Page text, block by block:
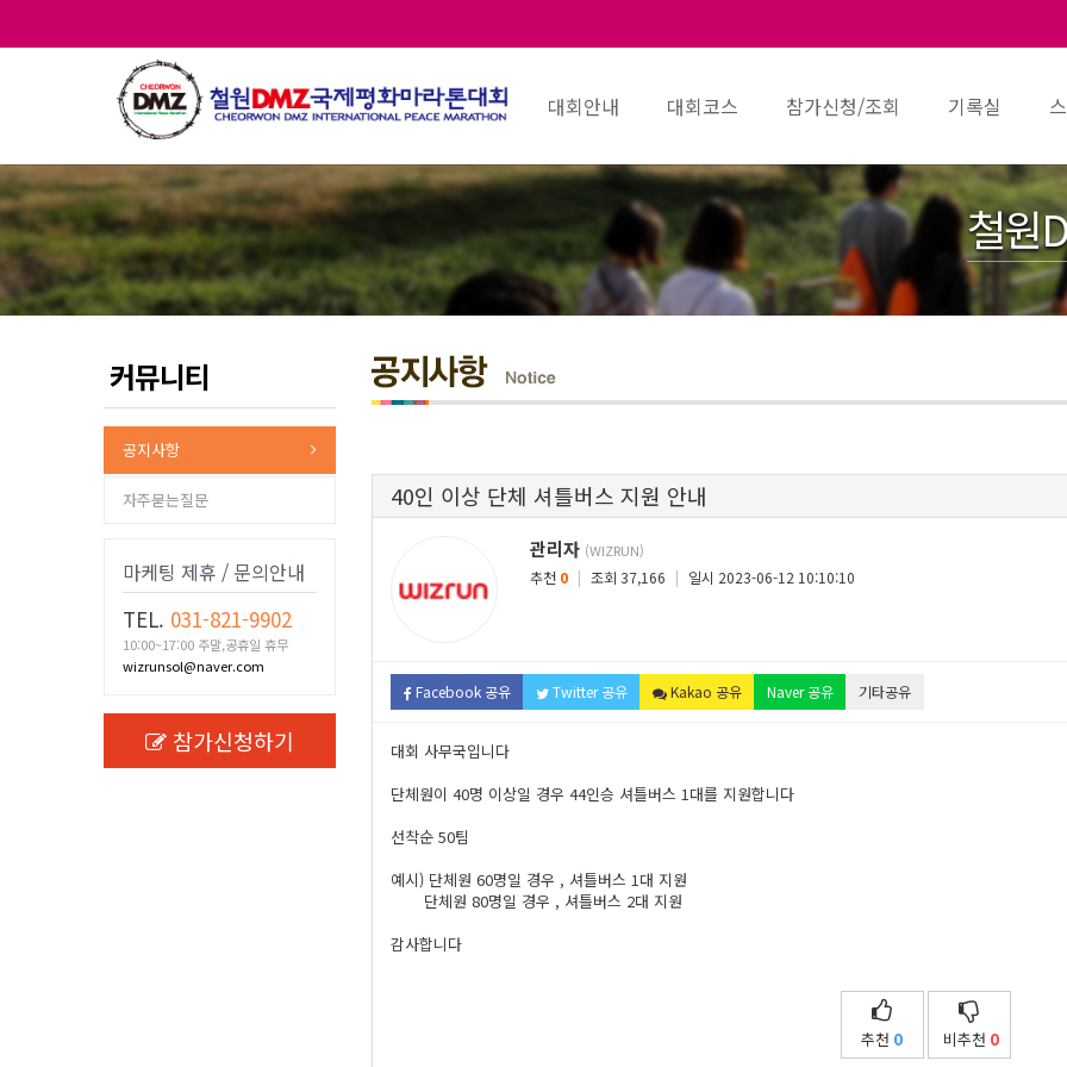
대회안내 대회코스 참가신청/조회 기록실
철원
커뮤니티
공지사항
자주묻는질문
마케팅 제휴 / 문의안내
TEL. 031-821-9902
10:00~17:00 주말,공휴일 휴무
wizrunsol@naver.com
참가신청하기
40인 이상 단체 셔틀버스 지원 안내
관리자 (WIZRUN)
추천 0 | 조회 37,166 | 일시 2023-06-12 10:10:10
Facebook 공유 Twitter 공유 Kakao 공유 Naver 공유 기타공유
대회 사무국입니다
단체원이 40명 이상일 경우 44인승 셔틀버스 1대를 지원합니다
선착순 50팀
예시) 단체원 60명일 경우 , 셔틀버스 1대 지원
단체원 80명일 경우 , 셔틀버스 2대 지원
감사합니다
추천 0 비추천 0